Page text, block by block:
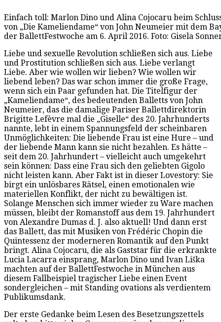
Einfach toll: Marlon Dino und Alina Cojocaru beim
von „Die Kameliendame“ von John Neumeier mit dem
der BallettFestwoche am 6. April 2016. Foto: Gisela
Liebe und sexuelle Revolution schließen sich aus. Liebe
und Prostitution schließen sich aus. Liebe verlangt
Liebe. Aber wie wollen wir lieben? Wie wollen wir
liebend leben? Das war schon immer die große Frage,
wenn sich ein Paar gefunden hat. Die Titelfigur der
„Kameliendame“, des bedeutenden Balletts von John
Neumeier, das die damalige Pariser Ballettdirektorin
Brigitte Lefèvre mal die „Giselle“ des 20. Jahrhunderts
nannte, lebt in einem Spannungsfeld der scheinbaren
Unmöglichkeiten: Die liebende Frau ist eine Hure – und
der liebende Mann kann sie nicht bezahlen. Es hätte –
seit dem 20. Jahrhundert – vielleicht auch umgekehrt
sein können: Dass eine Frau sich den geliebten Gigolo
nicht leisten kann. Aber Fakt ist in dieser Lovestory: Sie
birgt ein unlösbares Rätsel, einen emotionalen wie
materiellen Konflikt, der nicht zu bewältigen ist.
Solange Menschen sich immer wieder zu Ware machen
müssen, bleibt der Romanstoff aus dem 19. Jahrhundert
von Alexandre Dumas d. J. also aktuell! Und dann erst
das Ballett, das mit Musiken von Frédéric Chopin die
Quintessenz der moderneren Romantik auf den Punkt
bringt. Alina Cojocaru, die als Gaststar für die erkrankte
Lucia Lacarra einsprang, Marlon Dino und Ivan Liška
machten auf der BallettFestwoche in München aus
diesem Fallbeispiel tragischer Liebe einen Event
sondergleichen – mit Standing ovations als verdientem
Publikumsdank.
Der erste Gedanke beim Lesen des Besetzungszettels